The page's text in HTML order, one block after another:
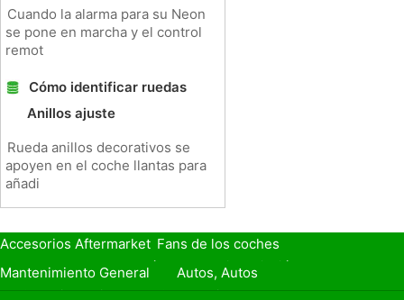
Cuando la alarma para su Neon
se pone en marcha y el control
remot
Cómo identificar ruedas
Anillos ajuste
Rueda anillos decorativos se
apoyen en el coche llantas para
añadi
Accesorios Aftermarket Fans de los coches
Seguro de Coche
Préstamos y Financiación
Mantenimiento General
Autos, Autos
Seguridad Vial
Combustibles